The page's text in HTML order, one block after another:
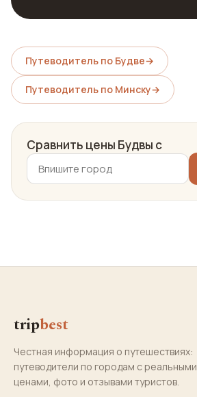
Путеводитель по Будве→
Путеводитель по Минску→
Сравнить цены Будвы с
tripbest
Честная информация о путешествиях:
путеводители по городам с реальными
ценами, фото и отзывами туристов.